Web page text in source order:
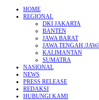
HOME
REGIONAL
DKI JAKARTA
BANTEN
JAWA BARAT
JAWA TENGAH /
KALIMANTAN
SUMATRA
NASIONAL
NEWS
PRESS RELEASE
REDAKSI
HUBUNGI KAMI